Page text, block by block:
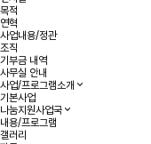
목적
연혁
사업내용/정관
조직
기부금 내역
사무실 안내
사업/프로그램소개
기본사업
나눔지원사업국
내용/프로그램
갤러리